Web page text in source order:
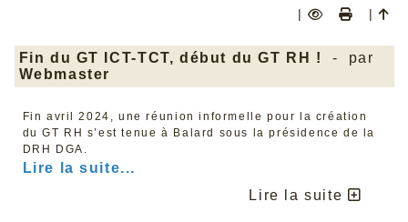
| |
Fin du GT ICT-TCT, début du GT RH !
- par
Webmaster
Fin avril 2024, une réunion informelle pour la création
du GT RH s’est tenue à Balard sous la présidence de la
DRH DGA.
Lire la suite...
Lire la suite